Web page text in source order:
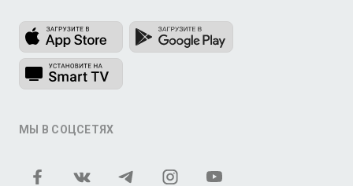
МЫ В СОЦСЕТЯХ